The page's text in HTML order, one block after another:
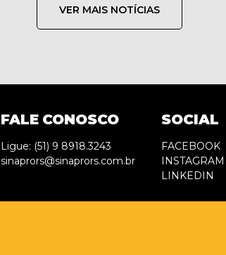
VER MAIS NOTÍCIAS
FALE CONOSCO
Ligue: (51) 9 8918.3243
sinaprors@sinaprors.com.br
SOCIAL
FACEBOOK
INSTAGRAM
LINKEDIN